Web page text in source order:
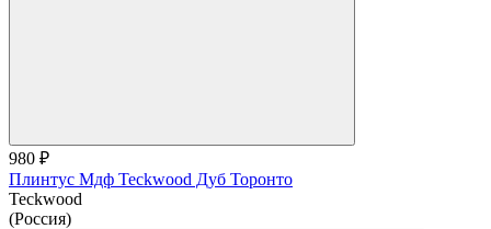
980 ₽
Плинтус Мдф Teckwood Дуб Торонто
Teckwood
(Россия)